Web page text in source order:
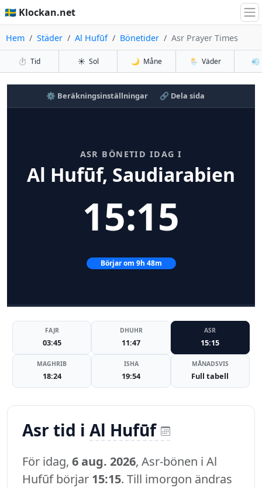
🇸🇪 Klockan.net
Hem Städer Al Hufūf Bönetider Asr Prayer Times
⏱️ Tid ☀️ Sol 🌙 Måne 🌦️ Väder 💨
⚙️ Beräkningsinställningar 🔗 Dela sida
ASR BÖNETID IDAG I
Al Hufūf, Saudiarabien
15:15
Börjar om 9h 48m
FAJR
03:45
DHUHR
11:47
ASR
15:15
MAGHRIB
18:24
ISHA
19:54
MÅNADSVIS
Full tabell
Asr tid i Al Hufūf
För idag, 6 aug. 2026, Asr-bönen i Al
Hufūf börjar 15:15. Till imorgon ändras